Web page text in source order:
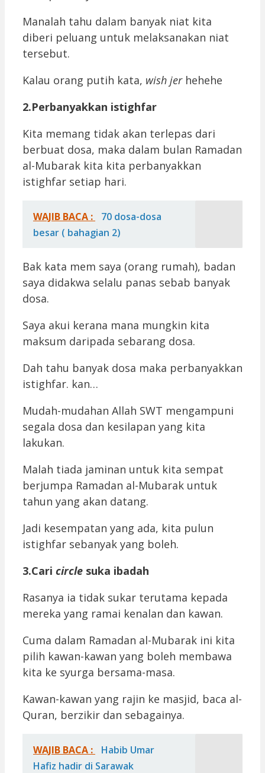
Manalah tahu dalam banyak niat kita
diberi peluang untuk melaksanakan niat
tersebut.
Kalau orang putih kata, wish jerhehehe
2.Perbanyakkan istighfar
Kita memang tidak akan terlepas dari
berbuat dosa, maka dalam bulan Ramadan
al-Mubarak kita kita perbanyakkan
istighfar setiap hari.
WAJIB BACA :
70 dosa-dosa
besar ( bahagian 2)
Bak kata mem saya (orang rumah), badan
saya didakwa selalu panas sebab banyak
dosa.
Saya akui kerana mana mungkin kita
maksum daripada sebarang dosa.
Dah tahu banyak dosa maka perbanyakkan
istighfar. kan…
Mudah-mudahan Allah SWT mengampuni
segala dosa dan kesilapan yang kita
lakukan.
Malah tiada jaminan untuk kita sempat
berjumpa Ramadan al-Mubarak untuk
tahun yang akan datang.
Jadi kesempatan yang ada, kita pulun
istighfar sebanyak yang boleh.
3.Cari circle suka ibadah
Rasanya ia tidak sukar terutama kepada
mereka yang ramai kenalan dan kawan.
Cuma dalam Ramadan al-Mubarak ini kita
pilih kawan-kawan yang boleh membawa
kita ke syurga bersama-masa.
Kawan-kawan yang rajin ke masjid, baca al-
Quran, berzikir dan sebagainya.
WAJIB BACA :
Habib Umar
Hafiz hadir di Sarawak